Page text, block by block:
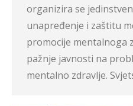
organizira se
unapređenje i zaštitu
promocije mentalnoga
pažnje javnosti na
mentalno zdravlje.